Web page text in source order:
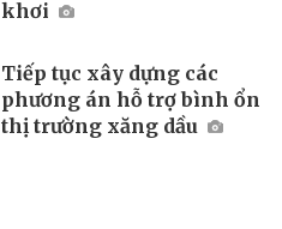
khơi
Tiếp tục xây dựng các
phương án hỗ trợ bình ổn
thị trường xăng dầu